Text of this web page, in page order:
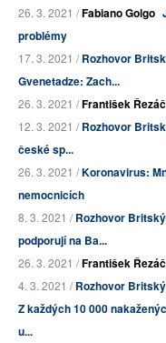
26. 3. 2021 /Fabiano Golgo
problémy
17. 3. 2021 /Rozhovor
Gvenetadze: Zach...
26. 3. 2021 /František Řezáč
12. 3. 2021 /Rozhovor
české sp...
26. 3. 2021 /Koronavirus:
nemocnicích
8. 3. 2021 /Rozhovor
podporují na Ba...
26. 3. 2021 /František Řezáč
4. 3. 2021 /Rozhovor
Z každých 10 000
u...